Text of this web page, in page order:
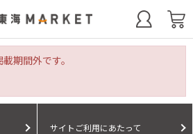
期間外です。
サイトご利用にあたって